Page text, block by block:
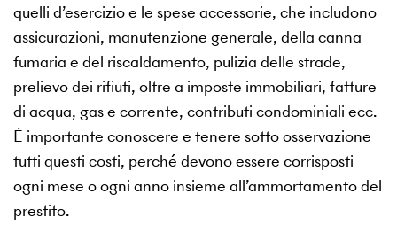
quelli d’esercizio e le spese accessorie, che includono
assicurazioni, manutenzione generale, della canna
fumaria e del riscaldamento, pulizia delle strade,
prelievo dei rifiuti, oltre a imposte immobiliari, fatture
di acqua, gas e corrente, contributi condominiali ecc.
È importante conoscere e tenere sotto osservazione
tutti questi costi, perché devono essere corrisposti
ogni mese o ogni anno insieme all’ammortamento del
prestito.